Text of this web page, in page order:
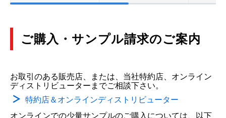
ご購入・サンプル請求のご案内
お取引のある販売店、または、当社特約店、オンライン
ディストリビューターまでご相談下さい。
特約店＆オンラインディストリビューター
オンラインでの少量サンプルのご購入については、以下